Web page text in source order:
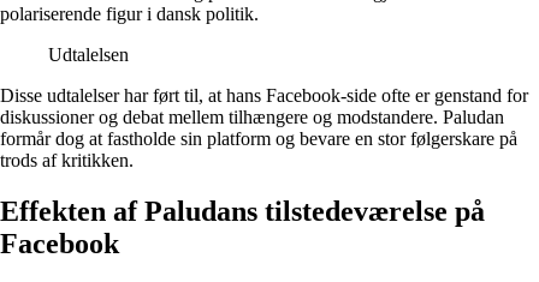
polariserende figur i dansk politik.
Udtalelsen
Disse udtalelser har ført til, at hans Facebook-side ofte er genstand for
diskussioner og debat mellem tilhængere og modstandere. Paludan
formår dog at fastholde sin platform og bevare en stor følgerskare på
trods af kritikken.
Effekten af Paludans tilstedeværelse på
Facebook